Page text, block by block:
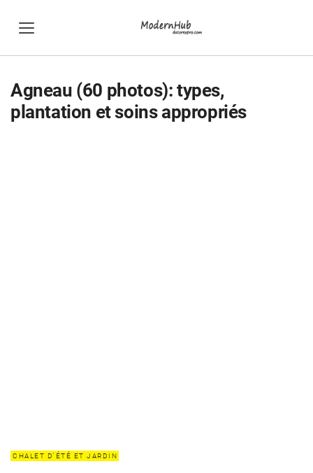
Agneau (60 photos): types,
plantation et soins appropriés
CHALET D'ÉTÉ ET JARDIN